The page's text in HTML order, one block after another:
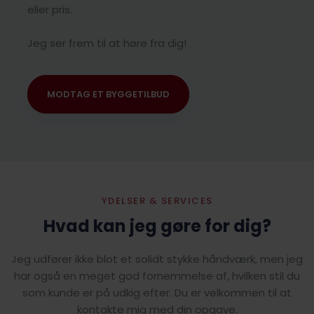
eller pris.
Jeg ser frem til at høre fra dig!
MODTAG ET BYGGETILBUD
YDELSER & SERVICES
Hvad kan jeg gøre for dig?
Jeg udfører ikke blot et solidt stykke håndværk, men jeg
har også en meget god fornemmelse af, hvilken stil du
som kunde er på udkig efter. Du er velkommen til at
kontakte mig med din opgave.